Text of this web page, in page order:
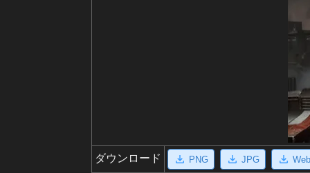
ダウンロード PNG JPG